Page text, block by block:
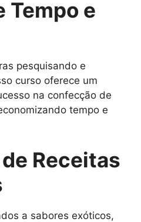
Tempo e
pesquisando e
curso oferece um
na confecção de
tempo e
Receitas
a sabores exóticos,